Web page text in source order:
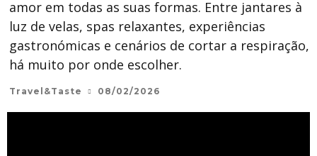
amor em todas as suas formas. Entre jantares à
luz de velas, spas relaxantes, experiências
gastronómicas e cenários de cortar a respiração,
há muito por onde escolher.
Travel&Taste 08/02/2026